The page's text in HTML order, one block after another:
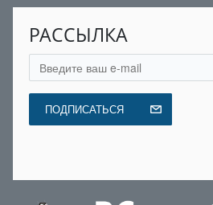
РАССЫЛКА
ПОДПИСАТЬСЯ